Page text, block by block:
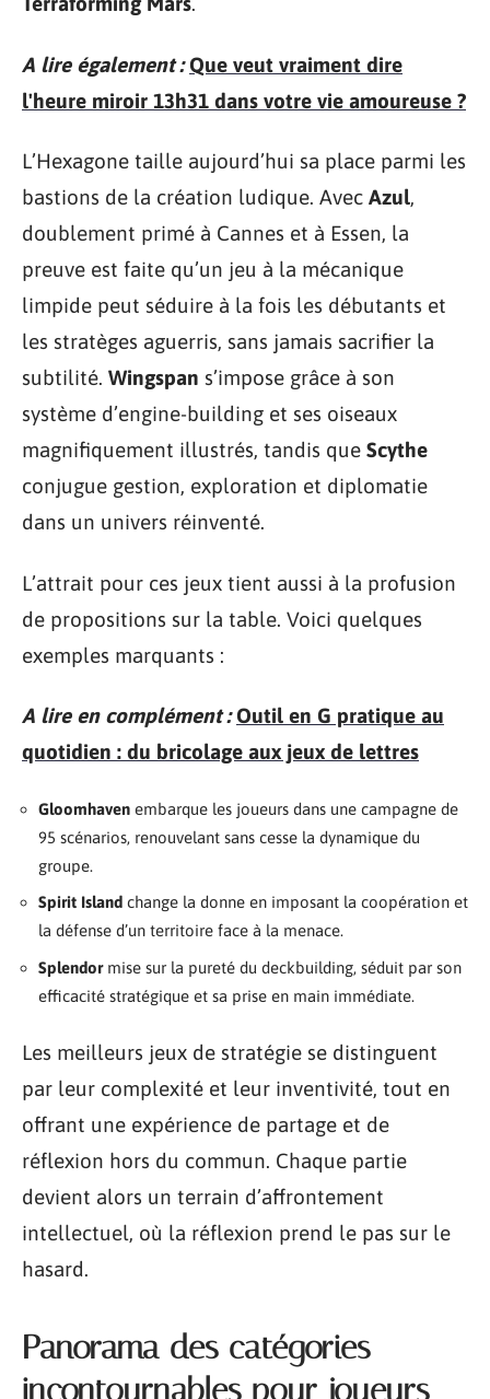
A lire également : Que veut vraiment dire
l'heure miroir 13h31 dans votre vie amoureuse ?
L’Hexagone taille aujourd’hui sa place parmi les
bastions de la création ludique. Avec Azul,
doublement primé à Cannes et à Essen, la
preuve est faite qu’un jeu à la mécanique
limpide peut séduire à la fois les débutants et
les stratèges aguerris, sans jamais sacrifier la
subtilité. Wingspan s’impose grâce à son
système d’engine-building et ses oiseaux
magnifiquement illustrés, tandis que Scythe
conjugue gestion, exploration et diplomatie
dans un univers réinventé.
L’attrait pour ces jeux tient aussi à la profusion
de propositions sur la table. Voici quelques
exemples marquants :
A lire en complément : Outil en G pratique au
quotidien : du bricolage aux jeux de lettres
Gloomhaven embarque les joueurs dans une campagne de
95 scénarios, renouvelant sans cesse la dynamique du
groupe.
Spirit Island change la donne en imposant la coopération et
la défense d’un territoire face à la menace.
Splendormise sur la pureté du deckbuilding, séduit par son
efficacité stratégique et sa prise en main immédiate.
Les meilleurs jeux de stratégie se distinguent
par leur complexité et leur inventivité, tout en
offrant une expérience de partage et de
réflexion hors du commun. Chaque partie
devient alors un terrain d’affrontement
intellectuel, où la réflexion prend le pas sur le
hasard.
Panorama des catégories
incontournables pour joueurs